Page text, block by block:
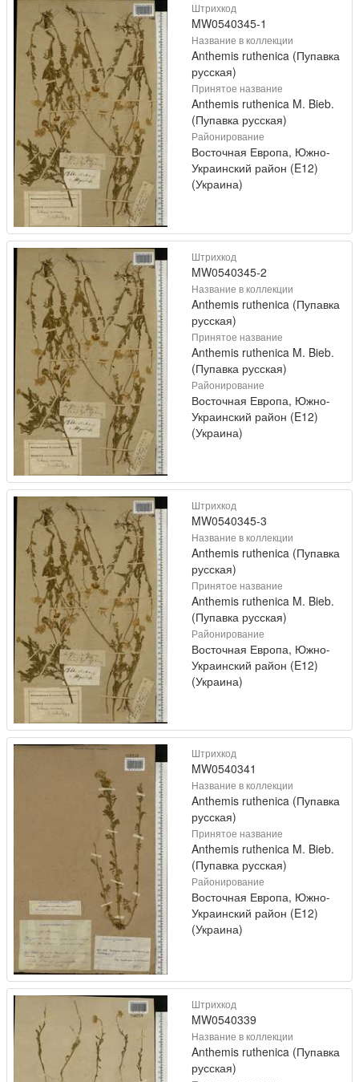
Штрихкод
MW0540345-1
Название в коллекции
Anthemis ruthenica (Пупавка
русская)
Принятое название
Anthemis ruthenica M. Bieb.
(Пупавка русская)
Районирование
Восточная Европа, Южно-
Украинский район (E12)
(Украина)
Штрихкод
MW0540345-2
Название в коллекции
Anthemis ruthenica (Пупавка
русская)
Принятое название
Anthemis ruthenica M. Bieb.
(Пупавка русская)
Районирование
Восточная Европа, Южно-
Украинский район (E12)
(Украина)
Штрихкод
MW0540345-3
Название в коллекции
Anthemis ruthenica (Пупавка
русская)
Принятое название
Anthemis ruthenica M. Bieb.
(Пупавка русская)
Районирование
Восточная Европа, Южно-
Украинский район (E12)
(Украина)
Штрихкод
MW0540341
Название в коллекции
Anthemis ruthenica (Пупавка
русская)
Принятое название
Anthemis ruthenica M. Bieb.
(Пупавка русская)
Районирование
Восточная Европа, Южно-
Украинский район (E12)
(Украина)
Штрихкод
MW0540339
Название в коллекции
Anthemis ruthenica (Пупавка
русская)